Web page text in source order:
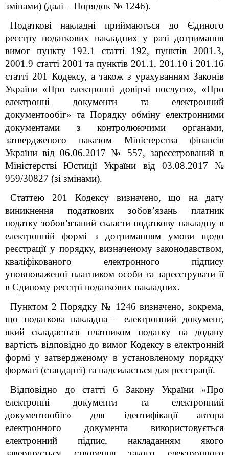
змінами) (далі – Порядок № 1246).
Податкові накладні приймаються до Єдиного
реєстру податкових накладних у разі дотримання
вимог пункту 192.1 статті 192, пунктів 2001 .3,
2001 .9 статті 2001 та пунктів 201.1, 201.10 і 201.16
статті 201 Кодексу, а також з урахуванням Законів
України «Про електронні довірчі послуги», «Про
електронні документи та електронний
документообіг» та Порядку обміну електронними
документами з контролюючими органами,
затвердженого наказом Міністерства фінансів
України від 06.06.2017 № 557, зареєстрований в
Міністерстві Юстиції України від 03.08.2017 №
959/30827 (зі змінами).
Статтею 201 Кодексу визначено, що на дату
виникнення податкових зобов’язань платник
податку зобов’язаний скласти податкову накладну в
електронній формі з дотриманням умови щодо
реєстрації у порядку, визначеному законодавством,
кваліфікованого електронного підпису
уповноваженої платником особи та зареєструвати її
в Єдиному реєстрі податкових накладних.
Пунктом 2 Порядку № 1246 визначено, зокрема,
що податкова накладна – електронний документ,
який складається платником податку на додану
вартість відповідно до вимог Кодексу в електронній
формі у затвердженому в установленому порядку
форматі (стандарті) та надсилається для реєстрації.
Відповідно до статті 6 Закону України «Про
електронні документи та електронний
документообіг» для ідентифікації автора
електронного документа використовується
електронний підпис, накладанням якого